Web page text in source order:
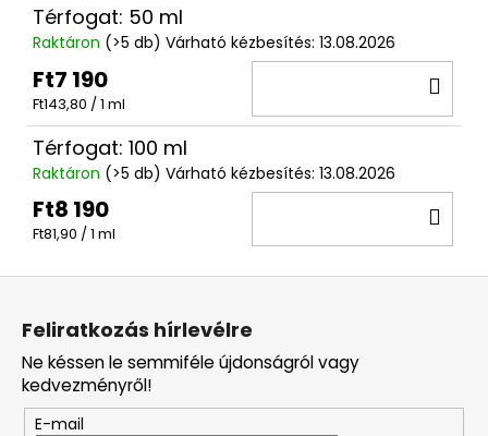
Térfogat: 50 ml
Raktáron (>5 db) Várható kézbesítés: 13.08.2026
Ft7 190
Egységár:
Ft143,80 / 1 ml
Térfogat: 100 ml
Raktáron (>5 db) Várható kézbesítés: 13.08.2026
Ft8 190
Egységár:
Ft81,90 / 1 ml
Feliratkozás hírlevélre
Ne késsen le semmiféle újdonságról vagy
kedvezményről!
E-mail